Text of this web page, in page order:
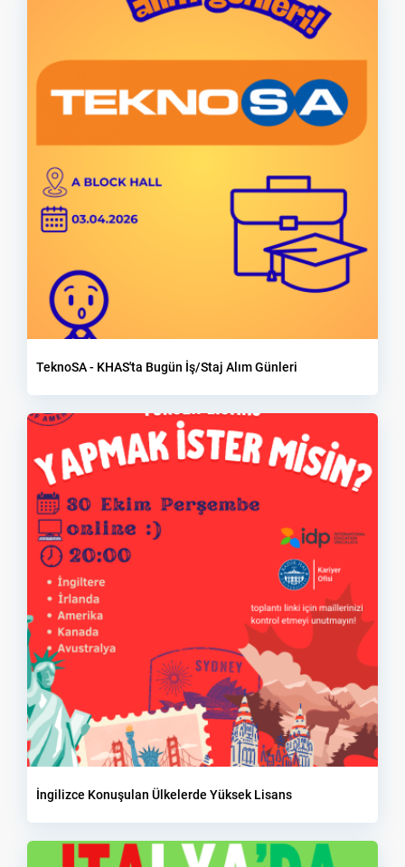
TeknoSA - KHAS'ta Bugün İş/Staj Alım Günleri
İngilizce Konuşulan Ülkelerde Yüksek Lisans